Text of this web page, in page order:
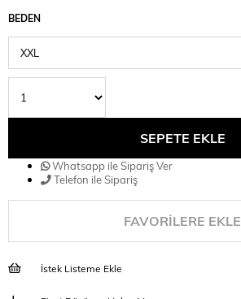
BEDEN
Whatsapp ile Sipariş Ver
Telefon ile Sipariş
FAVORILERE EKLE
İstek Listeme Ekle